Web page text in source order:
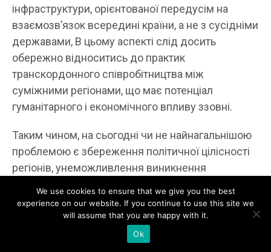
інфраструктури, орієнтованої передусім на
взаємозв’язок всередині країни, а не з сусідніми
державами, В цьому аспекті слід досить
обережно відноситись до практик
транскордонного співробітництва між
суміжними регіонами, що має потенціал
гуманітарного і економічного впливу ззовні.
Таким чином, на сьогодні чи не найнагальнішою
проблемою є збереження політичної цілісності
регіонів, унеможливлення виникнення
автономій, територій з особливим правовим
статусом). Це вимагає недопущенні в нинішніх
умовах федералізації, яка прямо окреслена як
We use cookies to ensure that we give you the best
experience on our website. If you continue to use this site we
will assume that you are happy with it.
Ok